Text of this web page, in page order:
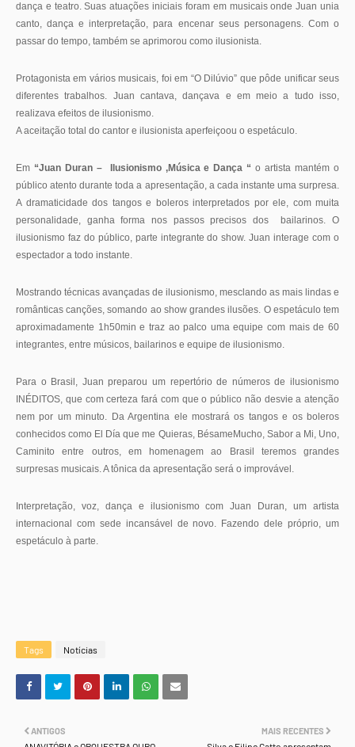
dança e teatro. Suas atuações iniciais foram em musicais onde Juan unia
canto, dança e interpretação, para encenar seus personagens. Com o
passar do tempo, também se aprimorou como ilusionista.
Protagonista em vários musicais, foi em “O Dilúvio” que pôde unificar seus
diferentes trabalhos. Juan cantava, dançava e em meio a tudo isso,
realizava efeitos de ilusionismo.
A aceitação total do cantor e ilusionista aperfeiçoou o espetáculo.
Em “Juan Duran – Ilusionismo ,Música e Dança “ o artista mantém o
público atento durante toda a apresentação, a cada instante uma surpresa.
A dramaticidade dos tangos e boleros interpretados por ele, com muita
personalidade, ganha forma nos passos precisos dos bailarinos. O
ilusionismo faz do público, parte integrante do show. Juan interage com o
espectador a todo instante.
Mostrando técnicas avançadas de ilusionismo, mesclando as mais lindas e
românticas canções, somando ao show grandes ilusões. O espetáculo tem
aproximadamente 1h50min e traz ao palco uma equipe com mais de 60
integrantes, entre músicos, bailarinos e equipe de ilusionismo.
Para o Brasil, Juan preparou um repertório de números de ilusionismo
INÉDITOS, que com certeza fará com que o público não desvie a atenção
nem por um minuto. Da Argentina ele mostrará os tangos e os boleros
conhecidos como El Día que me Quieras, BésameMucho, Sabor a Mi, Uno,
Caminito entre outros, em homenagem ao Brasil teremos grandes
surpresas musicais. A tônica da apresentação será o improvável.
Interpretação, voz, dança e ilusionismo com Juan Duran, um artista
internacional com sede incansável de novo. Fazendo dele próprio, um
espetáculo à parte.
Tags Notícias
MAIS RECENTES
ANTIGOS